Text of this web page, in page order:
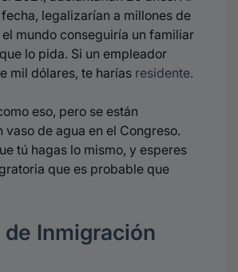
legalizarían a millones de
el mundo conseguiría un familiar
lo pida. Si un empleador
mil dólares, te harías residente.
eso, pero se están
vaso de agua en el Congreso.
tú hagas lo mismo, y esperes
que es probable que
Inmigración